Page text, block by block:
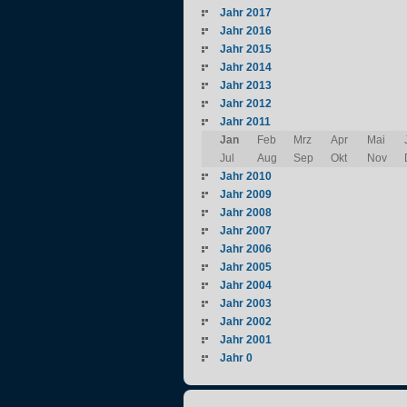
Jahr 2017
Jahr 2016
Jahr 2015
Jahr 2014
Jahr 2013
Jahr 2012
Jahr 2011
Jan
Feb Mrz Apr Mai
Jul
Aug Sep Okt Nov
Jahr 2010
Jahr 2009
Jahr 2008
Jahr 2007
Jahr 2006
Jahr 2005
Jahr 2004
Jahr 2003
Jahr 2002
Jahr 2001
Jahr 0